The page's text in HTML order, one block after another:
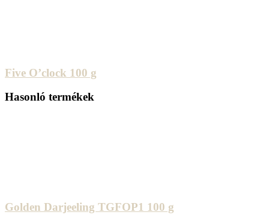
Five O’clock 100 g
Hasonló termékek
Golden Darjeeling TGFOP1 100 g